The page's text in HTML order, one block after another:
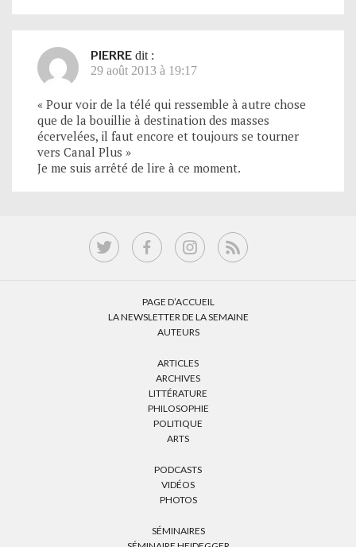
PIERRE dit :
29 août 2013 à 19:17
« Pour voir de la télé qui ressemble à autre chose
que de la bouillie à destination des masses
écervelées, il faut encore et toujours se tourner
vers Canal Plus »
Je me suis arrêté de lire à ce moment.
PAGE D’ACCUEIL
LA NEWSLETTER DE LA SEMAINE
AUTEURS
ARTICLES
ARCHIVES
LITTÉRATURE
PHILOSOPHIE
POLITIQUE
ARTS
PODCASTS
VIDÉOS
PHOTOS
SÉMINAIRES